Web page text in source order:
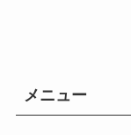
メニュー